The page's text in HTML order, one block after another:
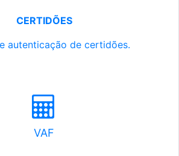
CERTIDÕES
autenticação de certidões.
VAF